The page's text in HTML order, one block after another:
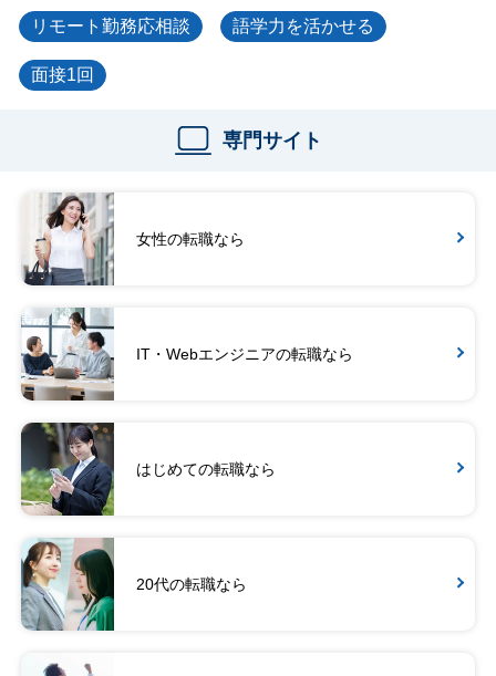
リモート勤務応相談 語学力を活かせる
面接1回
専門サイト
女性の転職なら
IT・Webエンジニアの転職なら
はじめての転職なら
20代の転職なら